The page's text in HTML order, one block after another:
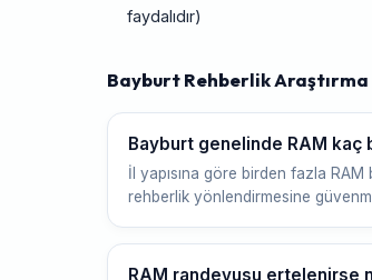
faydalıdır)
Bayburt Rehberlik
Bayburt genelinde RAM kaç
İl yapısına göre birden fazla
rehberlik yönlendirmesine
RAM randevusu ertelenirse